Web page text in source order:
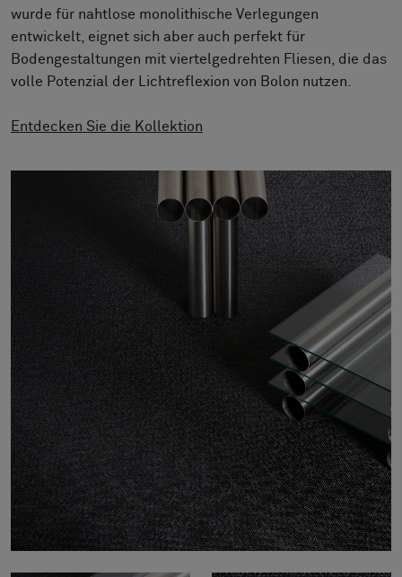
FAQ
Kontakt
Image & Material Bank
Land auswählen
wurde für nahtlose monolithische Verlegungen
entwickelt, eignet sich aber auch perfekt für
Bodengestaltungen mit viertelgedrehten Fliesen, die das
volle Potenzial der Lichtreflexion von Bolon nutzen.
Entdecken Sie die Kollektion